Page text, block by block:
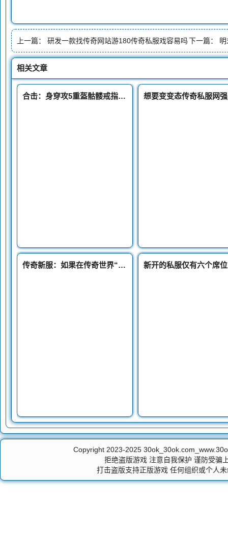
上一篇： 研发一款找传奇网站游180传奇私服戏容易吗下一篇： 明
相关文章
合击：身穿攻5重盔骷髅戒指分别加了5点和6点极品属性
传奇新服：如果在传奇世界“阳了”怎么办看看老玩家的经典操作
Copyright 2023-2025
拒绝盗版游戏 注意自我保护 谨防受骗
打击盗版支持正版游戏 任何组织或个人